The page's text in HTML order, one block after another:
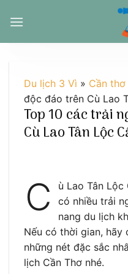
đến
Du lịch 3 Vì » Cần thơ
độc đáo trên Cù Lao
Top 10 các trải
Cù Lao Tân Lộc
C
ù Lao Tân
có nhiều trải
nang du lịch
Nếu có thời gian, hãy
những nét đặc sắc
lịch Cần Thơ nhé.